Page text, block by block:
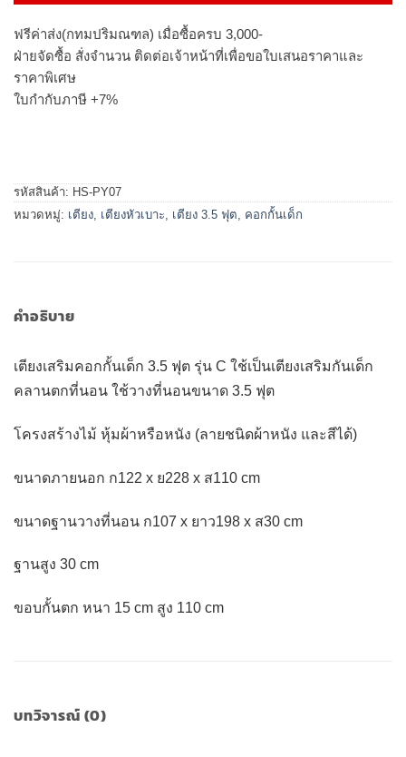
ฟรีค่าส่ง(กทมปริมณฑล) เมื่อซื้อครบ 3,000-
ฝ่ายจัดซื้อ สั่งจำนวน ติดต่อเจ้าหน้าที่เพื่อขอใบเสนอราคาและ
ราคาพิเศษ
ใบกำกับภาษี +7%
รหัสสินค้า: HS-PY07
หมวดหมู่: เตียง เตียงหัวเบาะ เตียง 3.5 ฟุต คอกกั้นเด็ก
คำอธิบาย
เตียงเสริมคอกกั้นเด็ก 3.5 ฟุต รุ่น C ใช้เป็นเตียงเสริมกันเด็ก
คลานตกที่นอน ใช้วางที่นอนขนาด 3.5 ฟุต
โครงสร้างไม้ หุ้มผ้าหรือหนัง (ลายชนิดผ้าหนัง และสีได้)
ขนาดภายนอก ก122 x ย228 x ส110 cm
ขนาดฐานวางที่นอน ก107 x ยาว198 x ส30 cm
ฐานสูง 30 cm
ขอบกั้นตก หนา 15 cm สูง 110 cm
บทวิจารณ์ (0)